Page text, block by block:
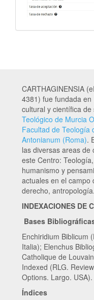
CARTHAGINENSIA
4381) fue fundada
cultural y científica
Teológico de Murcia
Facultad de Teología
Antonianum (Roma).
las diversas areas de
este Centro:
humanismo y
actuales en el campo
derecho, antropología.
INDEXACIONES DE
Bases
Enchiridium Biblicum
Italia); Elenchus
Catholique de
Indexed (RLG.
Options. Largo. USA).
Índices